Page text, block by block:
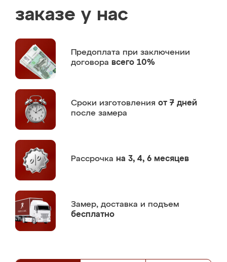
заказе у нас
Предоплата при заключении
договора всего 10%
Сроки изготовления от 7 дней
после замера
Рассрочка на 3, 4, 6 месяцев
Замер, доставка и подъем
бесплатно